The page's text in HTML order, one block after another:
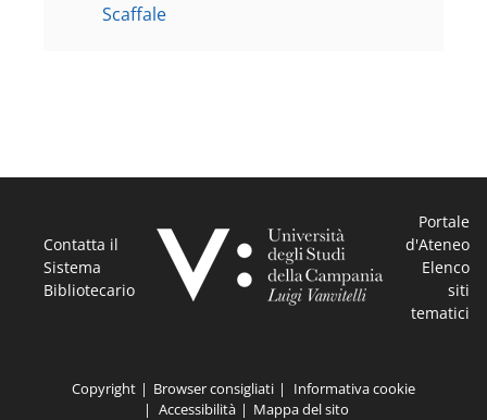
Scaffale
Contatta il
Sistema
Bibliotecario
Portale
d'Ateneo
Elenco
siti
tematici
Copyright Browser consigliati
Informativa cookie
Accessibilità
Mappa del sito